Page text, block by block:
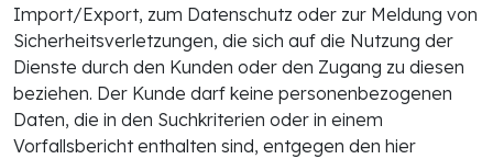
Import/Export, zum Datenschutz oder zur Meldung von
Sicherheitsverletzungen, die sich auf die Nutzung der
Dienste durch den Kunden oder den Zugang zu diesen
beziehen. Der Kunde darf keine personenbezogenen
Daten, die in den Suchkriterien oder in einem
Vorfallsbericht enthalten sind, entgegen den hier